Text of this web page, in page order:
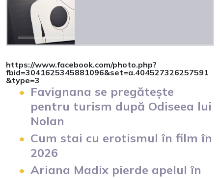
https://www.facebook.com/photo.php?
fbid=3041625345881096&set=a.404527326257591
&type=3
Favignana se pregătește
pentru turism după Odiseea lui
Nolan
Cum stai cu erotismul în film în
2026
Ariana Madix pierde apelul în